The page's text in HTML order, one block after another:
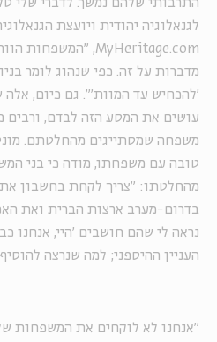
התרבותי שלהם נמשך. לדברי שלי
לגנאלוגיה יהודית ויועצת
MyHeritage.com, "המשפחות
מדברות על זה. כפי שנהוג לומר
'להכחיש עד המוות'". גם כיום, אלה
עושים את המסע הזה לבדם, ורבים
משפחה שמסתייגים מהחלטתם.
טובה עם משפחתו, מודה כי בני
מהחלטתו: "צריך לקחת בחשבון
בדרום-מערב ארצות הברית ואת
נראה לי שהם חושבים 'היי, אנחנו
העניין ההיספני; למה שנרצה
"אנחנו לא לוקחים את המשפחות